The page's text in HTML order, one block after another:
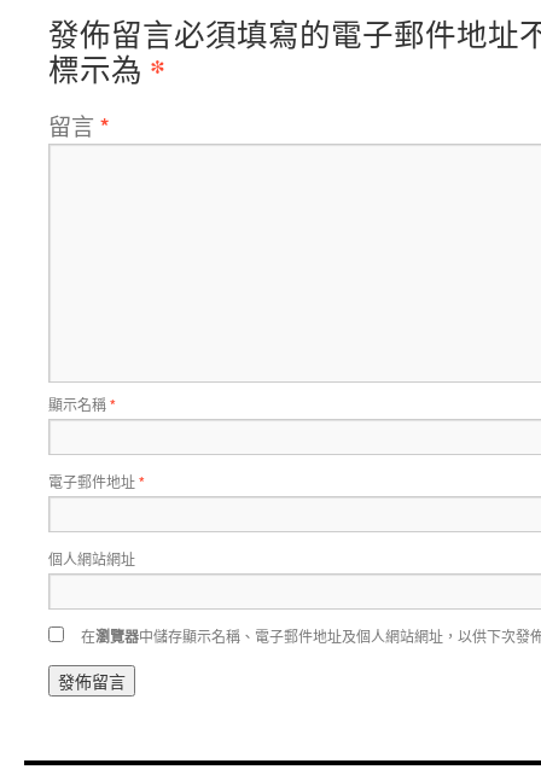
發佈留言必須填寫的電子郵件地址
標示為 *
留言 *
顯示名稱*
電子郵件地址*
個人網站網址
在瀏覽器中儲存顯示名稱、電子郵件地址及個人網站網址，以供下次發